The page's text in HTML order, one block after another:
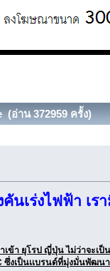
(อ่าน 372959 ครั้ง)
นเร่งไฟฟ้า เ
ข้า ยุโรป ญี่ปุ่น ไม่ว่าจะเ
งเป็นเเบรนด์ที่มุ่งมั่นพัฒน